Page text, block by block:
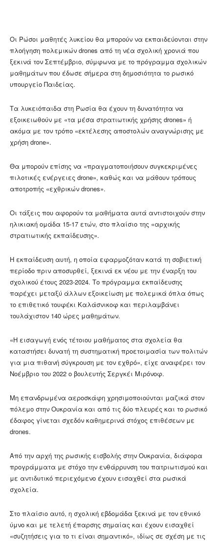
Οι Ρώσοι μαθητές λυκείου θα μπορούν να εκπαιδεύονται στην
πλοήγηση πολεμικών drones από τη νέα σχολική χρονιά που
ξεκινά τον Σεπτέμβριο, σύμφωνα με το πρόγραμμα σχολικών
μαθημάτων που έδωσε σήμερα στη δημοσιότητα το ρωσικό
υπουργείο Παιδείας.
Τα λυκειόπαιδα στη Ρωσία θα έχουν τη δυνατότητα να
εξοικειωθούν με «τα μέσα στρατιωτικής χρήσης drones» ή
ακόμα με τον τρόπο «εκτέλεσης αποστολών αναγνώρισης με
χρήση drone».
Θα μπορούν επίσης να «πραγματοποιήσουν συγκεκριμένες
πιλοτικές ενέργειες drone», καθώς και να μάθουν τρόπους
αποτροπής «εχθρικών drones».
Οι τάξεις που αφορούν τα μαθήματα αυτά αντιστοιχούν στην
ηλικιακή ομάδα 15-17 ετών, στο πλαίσιο της «αρχικής
στρατιωτικής εκπαίδευσης».
Η εκπαίδευση αυτή, η οποία εφαρμοζόταν κατά τη σοβιετική
περίοδο πριν αποσυρθεί, ξεκινά εκ νέου με την έναρξη του
σχολικού έτους 2023-2024. Το πρόγραμμα εκπαίδευσης
παρέχει μεταξύ άλλων εξοικείωση με πολεμικά όπλα όπως
το επιθετικό τουφέκι Καλάσνικοφ και περιλαμβάνει
τουλάχιστον 140 ώρες μαθημάτων.
«Η εισαγωγή ενός τέτοιου μαθήματος στα σχολεία θα
καταστήσει δυνατή τη συστηματική προετοιμασία των πολιτών
για μια πιθανή σύγκρουση με τον εχθρό», είχε αναφέρει τον
Νοέμβριο του 2022 ο βουλευτής Σεργκέι Μιρόνοφ.
Μη επανδρωμένα αεροσκάφη χρησιμοποιούνται μαζικά στον
πόλεμο στην Ουκρανία και από τις δύο πλευρές και το ρωσικό
έδαφος γίνεται σχεδόν καθημερινά στόχος επιθέσεων με
drones.
Από την αρχή της ρωσικής εισβολής στην Ουκρανία, διάφορα
προγράμματα με στόχο την ενθάρρυνση του πατριωτισμού και
με αντιδυτικό περιεχόμενο έχουν εισαχθεί στα ρωσικά
σχολεία.
Στο πλαίσιο αυτό, η σχολική εβδομάδα ξεκινά με τον εθνικό
ύμνο και με τελετή έπαρσης σημαίας και έχουν εισαχθεί
«συζητήσεις για το τι είναι σημαντικό», ιδίως σε σχέση με τις